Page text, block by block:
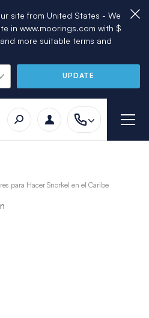
site from United States - We
in www.moorings.com with $
more suitable terms and
UPDATE
para Hacer Snorkel en el Caribe